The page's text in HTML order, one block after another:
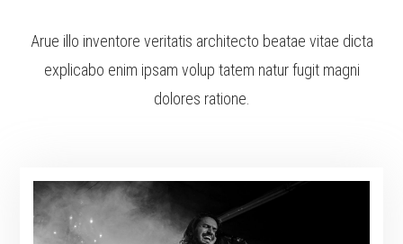
Arue illo inventore veritatis architecto beatae vitae dicta
explicabo enim ipsam volup tatem natur fugit magni
dolores ratione.